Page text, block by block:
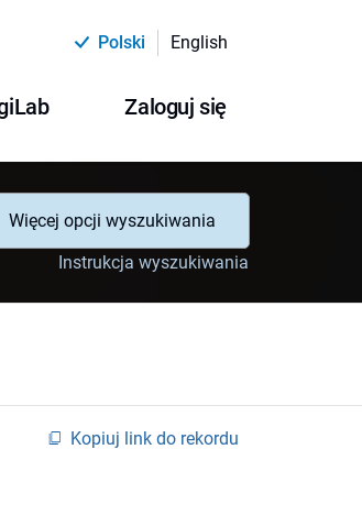
Polski English
Zaloguj się
Więcej opcji wyszukiwania
Instrukcja wyszukiwania
Kopiuj link do rekordu